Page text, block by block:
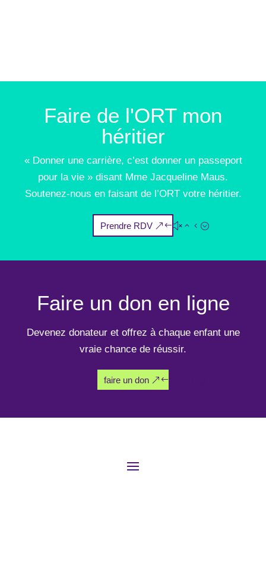
Faire de l'ORT mon
héritier
« Donner une carrière, c’est donner un passeport
pour la vie » disant Mme Jacqueline Maus.
Soutenez-nous en faisant de l’ORT votre héritier.
Prendre RDV
Faire un don en ligne
Devenez donateur et offrez à chaque enfant une
vraie chance de réussir.
faire un don